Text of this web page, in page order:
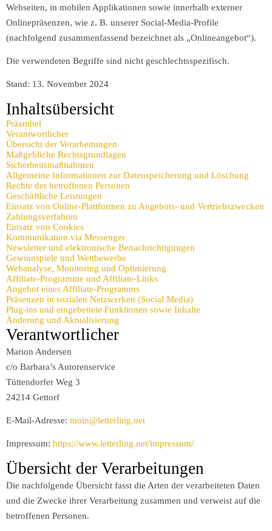
Webseiten, in mobilen Applikationen sowie innerhalb externer
Onlinepräsenzen, wie z. B. unserer Social-Media-Profile
(nachfolgend zusammenfassend bezeichnet als „Onlineangebot“).
Die verwendeten Begriffe sind nicht geschlechtsspezifisch.
Stand: 13. November 2024
Inhaltsübersicht
Präambel
Verantwortlicher
Übersicht der Verarbeitungen
Maßgebliche Rechtsgrundlagen
Sicherheitsmaßnahmen
Allgemeine Informationen zur Datenspeicherung und Löschung
Rechte der betroffenen Personen
Geschäftliche Leistungen
Einsatz von Online-Plattformen zu Angebots- und Vertriebszwecken
Zahlungsverfahren
Einsatz von Cookies
Kommunikation via Messenger
Newsletter und elektronische Benachrichtigungen
Gewinnspiele und Wettbewerbe
Webanalyse, Monitoring und Optimierung
Affiliate-Programme und Affiliate-Links
Angebot eines Affiliate-Programms
Präsenzen in sozialen Netzwerken (Social Media)
Plug-ins und eingebettete Funktionen sowie Inhalte
Änderung und Aktualisierung
Verantwortlicher
Marion Andersen
c/o Barbara’s Autorenservice
Tüttendorfer Weg 3
24214 Gettorf
E-Mail-Adresse: moin@letterling.net
Impressum: https://www.letterling.net/impressum/
Übersicht der Verarbeitungen
Die nachfolgende Übersicht fasst die Arten der verarbeiteten Daten
und die Zwecke ihrer Verarbeitung zusammen und verweist auf die
betroffenen Personen.